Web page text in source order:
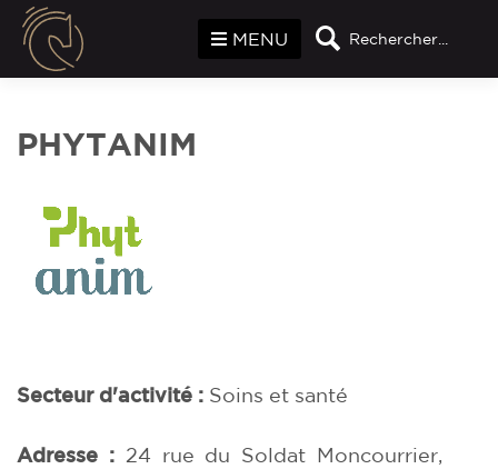
Rechercher...
MENU
PHYTANIM
Secteur d'activité : Soins et santé
Adresse : 24 rue du Soldat Moncourrier,
Panneau de gestion des cookies